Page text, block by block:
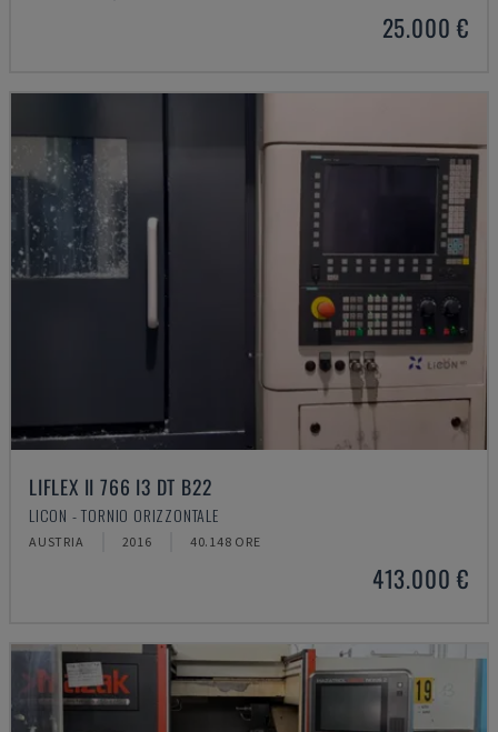
25.000 €
LIFLEX II 766 I3 DT B22
LICON - TORNIO ORIZZONTALE
AUSTRIA 2016 40.148 ORE
413.000 €